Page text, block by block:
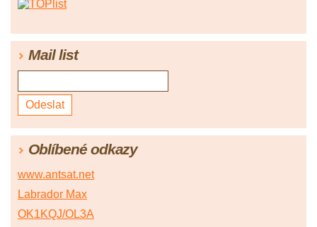
Mail list
Oblíbené odkazy
www.antsat.net
Labrador Max
OK1KQJ/OL3A